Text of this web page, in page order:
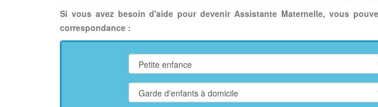
Si vous avez besoin d'aide pour devenir Assistante Maternelle, vous
correspondance :